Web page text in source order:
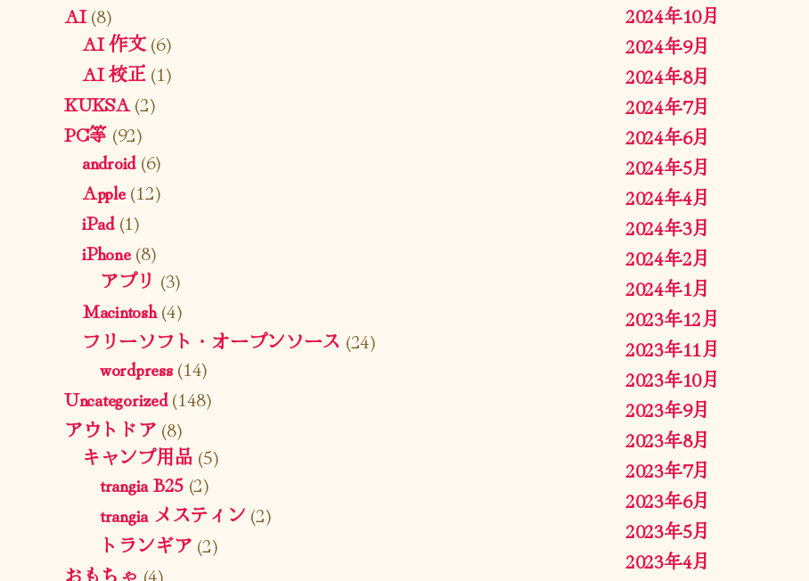
AI(8)
AI 作文(6)
AI 校正(1)
KUKSA(2)
PC等 (92)
android(6)
Apple(12)
iPad(1)
iPhone(8)
アプリ (3)
Macintosh(4)
フリーソフト・オープンソース (24)
wordpress(14)
Uncategorized(148)
アウトドア (8)
キャンプ用品 (5)
trangia B25 (2)
trangia メスティン (2)
トランギア (2)
おもちゃ (4)
2024年10月
2024年9月
2024年8月
2024年7月
2024年6月
2024年5月
2024年4月
2024年3月
2024年2月
2024年1月
2023年12月
2023年11月
2023年10月
2023年9月
2023年8月
2023年7月
2023年6月
2023年5月
2023年4月